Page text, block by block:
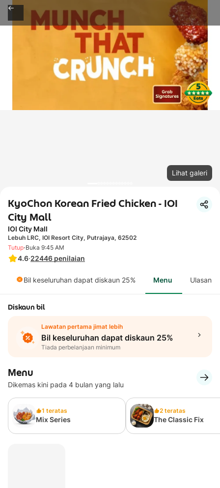
Lihat galeri
KyoChon Korean Fried Chicken - IOI
City Mall
IOI City Mall
Lebuh LRC, IOI Resort City, Putrajaya, 62502
4.6·22446 penilaian
Tutup·Buka 9:45 AM
Bil keseluruhan dapat diskaun 25% Menu Ulasan
Diskaun bil
Lawatan pertama jimat lebih
Bil keseluruhan dapat diskaun 25%
Tiada perbelanjaan minimum
Menu
Dikemas kini pada 4 bulan yang lalu
1 teratas
Mix Series
2 teratas
The Classic Fix